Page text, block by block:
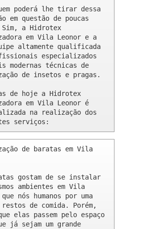
poderá lhe tirar dessa
em questão de poucas
Sim, a Hidrotex
em Vila Leonor e a
altamente qualificada
especializados
modernas técnicas de
de insetos e pragas.
de hoje a Hidrotex
em Vila Leonor é
na realização dos
serviços:
de baratas em Vila
gostam de se instalar
ambientes em Vila
nós humanos por uma
de comida. Porém,
elas passem pelo espaço
já sejam um grande